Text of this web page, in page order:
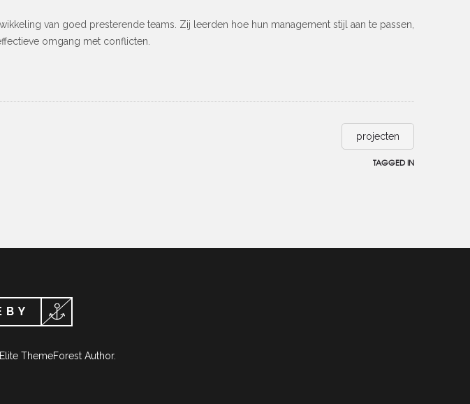
van goed presterende teams. Zij leerden hoe hun management stijl aan te passen,
omgang met conflicten.
projecten
TAGGED IN
ThemeForest Author.